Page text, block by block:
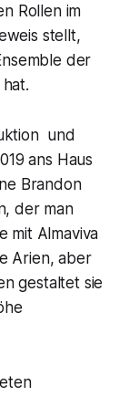
Rollen im
stellt,
der
und
ans Haus
Brandon
der man
mit Almaviva
Arien, aber
gestaltet sie